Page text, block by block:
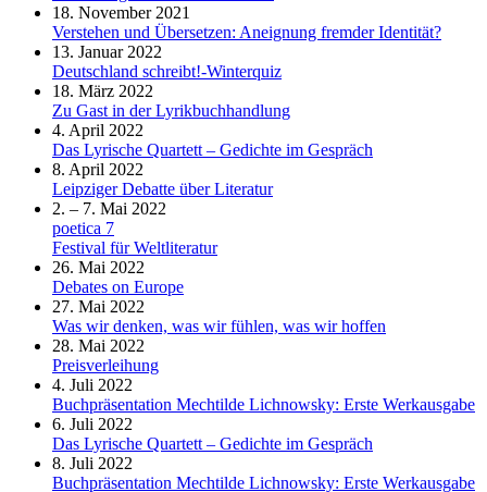
18. November 2021
Verstehen und Übersetzen: Aneignung fremder Identität?
13. Januar 2022
Deutschland schreibt!-Winterquiz
18. März 2022
Zu Gast in der Lyrikbuchhandlung
4. April 2022
Das Lyrische Quartett – Gedichte im Gespräch
8. April 2022
Leipziger Debatte über Literatur
2. – 7. Mai 2022
poetica 7
Festival für Weltliteratur
26. Mai 2022
Debates on Europe
27. Mai 2022
Was wir denken, was wir fühlen, was wir hoffen
28. Mai 2022
Preisverleihung
4. Juli 2022
Buchpräsentation Mechtilde Lichnowsky: Erste Werkausgabe
6. Juli 2022
Das Lyrische Quartett – Gedichte im Gespräch
8. Juli 2022
Buchpräsentation Mechtilde Lichnowsky: Erste Werkausgabe